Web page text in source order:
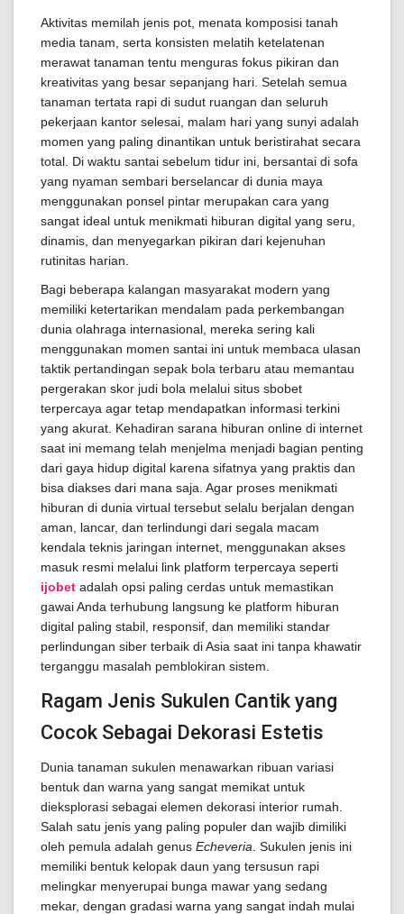
Aktivitas memilah jenis pot, menata komposisi tanah
media tanam, serta konsisten melatih ketelatenan
merawat tanaman tentu menguras fokus pikiran dan
kreativitas yang besar sepanjang hari. Setelah semua
tanaman tertata rapi di sudut ruangan dan seluruh
pekerjaan kantor selesai, malam hari yang sunyi adalah
momen yang paling dinantikan untuk beristirahat secara
total. Di waktu santai sebelum tidur ini, bersantai di sofa
yang nyaman sembari berselancar di dunia maya
menggunakan ponsel pintar merupakan cara yang
sangat ideal untuk menikmati hiburan digital yang seru,
dinamis, dan menyegarkan pikiran dari kejenuhan
rutinitas harian.
Bagi beberapa kalangan masyarakat modern yang
memiliki ketertarikan mendalam pada perkembangan
dunia olahraga internasional, mereka sering kali
menggunakan momen santai ini untuk membaca ulasan
taktik pertandingan sepak bola terbaru atau memantau
pergerakan skor judi bola melalui situs sbobet
terpercaya agar tetap mendapatkan informasi terkini
yang akurat. Kehadiran sarana hiburan online di internet
saat ini memang telah menjelma menjadi bagian penting
dari gaya hidup digital karena sifatnya yang praktis dan
bisa diakses dari mana saja. Agar proses menikmati
hiburan di dunia virtual tersebut selalu berjalan dengan
aman, lancar, dan terlindungi dari segala macam
kendala teknis jaringan internet, menggunakan akses
masuk resmi melalui link platform terpercaya seperti
ijobet adalah opsi paling cerdas untuk memastikan
gawai Anda terhubung langsung ke platform hiburan
digital paling stabil, responsif, dan memiliki standar
perlindungan siber terbaik di Asia saat ini tanpa khawatir
terganggu masalah pemblokiran sistem.
Ragam Jenis Sukulen Cantik yang
Cocok Sebagai Dekorasi Estetis
Dunia tanaman sukulen menawarkan ribuan variasi
bentuk dan warna yang sangat memikat untuk
dieksplorasi sebagai elemen dekorasi interior rumah.
Salah satu jenis yang paling populer dan wajib dimiliki
oleh pemula adalah genus Echeveria . Sukulen jenis ini
memiliki bentuk kelopak daun yang tersusun rapi
melingkar menyerupai bunga mawar yang sedang
mekar, dengan gradasi warna yang sangat indah mulai